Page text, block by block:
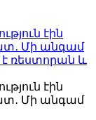
էին
Մի անգամ
է ռեստորան և
էին
Մի անգամ